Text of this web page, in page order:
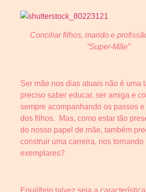
Conciliar filhos, marido e
“Super-Mãe”
Ser mãe nos dias atuais não é uma
preciso saber educar, ser amiga e
sempre acompanhando os passos
dos filhos. Mas, como estar tão
do nosso papel de mãe, também
construir uma carreira, nos
exemplares?
Equilíbrio talvez seja a